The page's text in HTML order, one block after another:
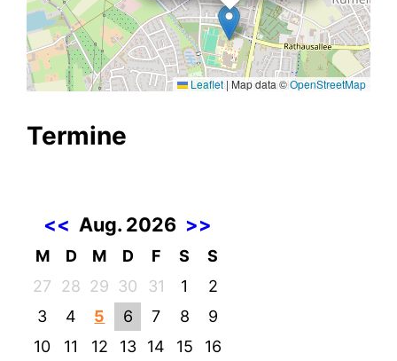
Leaflet |Map data ©OpenStreetMap
Termine
<< Aug. 2026 >>
M D M D F S
S
27
28 29 30 31 1
2
3
4 5 6 7 8
9
10
11 12 13 14 15
16